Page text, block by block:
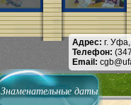
Знаменательные даты
Адрес: г.
Телефон:
Email: